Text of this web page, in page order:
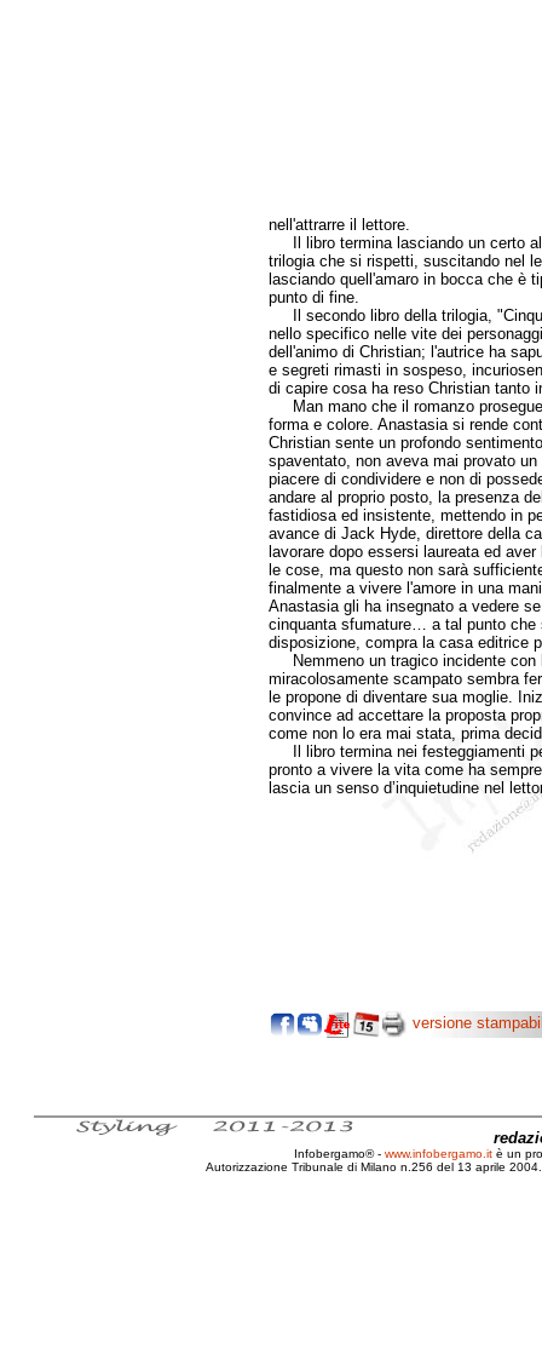
nell'attrarre il lettore.
Il libro termina lasciando un certo
trilogia che si rispetti, suscitando nel
lasciando quell'amaro in bocca che è
punto di fine.
Il secondo libro della trilogia,
nello specifico nelle vite dei
dell'animo di Christian; l'autrice ha
e segreti rimasti in sospeso,
di capire cosa ha reso Christian tanto
Man mano che il romanzo
forma e colore. Anastasia si rende
Christian sente un profondo
spaventato, non aveva mai provato
piacere di condividere e non di
andare al proprio posto, la presenza
fastidiosa ed insistente, mettendo in
avance di Jack Hyde, direttore della
lavorare dopo essersi laureata ed
le cose, ma questo non sarà
finalmente a vivere l'amore in una
Anastasia gli ha insegnato a vedere
cinquanta sfumature… a tal punto che
disposizione, compra la casa editrice
Nemmeno un tragico incidente con
miracolosamente scampato sembra
le propone di diventare sua moglie.
convince ad accettare la proposta
come non lo era mai stata, prima
Il libro termina nei festeggiamenti
pronto a vivere la vita come ha
lascia un senso d’inquietudine nel
versione
Infobergamo® - www.infobergamo.it è un
Autorizzazione Tribunale di Milano n.256 del 13 aprile